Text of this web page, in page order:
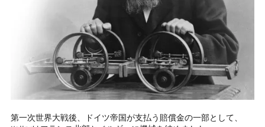
第一次世界大戦後、ドイツ帝国が支払う賠償金の一部として、